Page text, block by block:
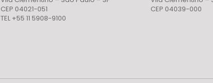
CEP 04021-051
TEL +55 11 5908-9100
CEP 04039-000